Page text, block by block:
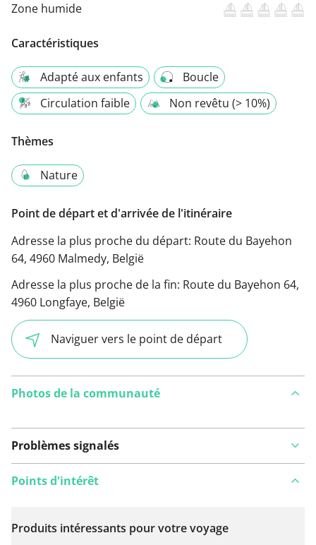
Zone humide
Caractéristiques
Adapté aux enfants
Boucle
Circulation faible
Non revêtu (> 10%)
Thèmes
Nature
Point de départ et d'arrivée de l'itinéraire
Adresse la plus proche du départ: Route du Bayehon
64, 4960 Malmedy, België
Adresse la plus proche de la fin: Route du Bayehon 64,
4960 Longfaye, België
Naviguer vers le point de départ
Photos de la communauté
Problèmes signalés
Voir sur la carte
Points d'intérêt
Produits intéressants pour votre voyage